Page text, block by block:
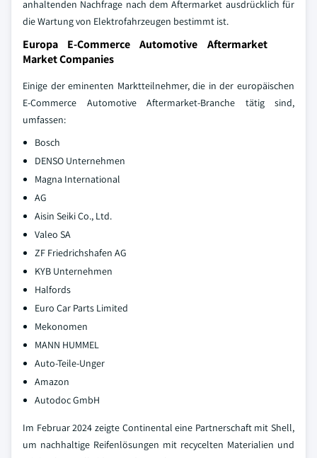
anhaltenden Nachfrage nach dem Aftermarket ausdrücklich für
die Wartung von Elektrofahrzeugen bestimmt ist.
Europa E-Commerce Automotive Aftermarket
Market Companies
Einige der eminenten Marktteilnehmer, die in der europäischen
E-Commerce Automotive Aftermarket-Branche tätig sind,
umfassen:
Bosch
DENSO Unternehmen
Magna International
AG
Aisin Seiki Co., Ltd.
Valeo SA
ZF Friedrichshafen AG
KYB Unternehmen
Halfords
Euro Car Parts Limited
Mekonomen
MANN HUMMEL
Auto-Teile-Unger
Amazon
Autodoc GmbH
Im Februar 2024 zeigte Continental eine Partnerschaft mit Shell,
um nachhaltige Reifenlösungen mit recycelten Materialien und